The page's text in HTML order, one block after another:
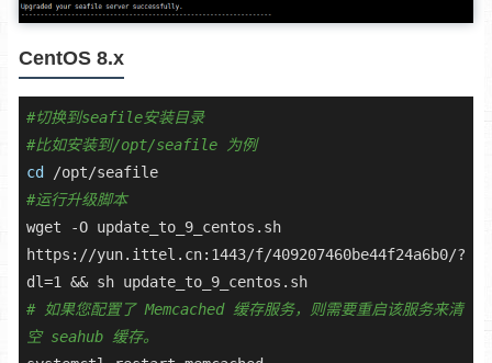
CentOS 8.x
#切换到seafile安装目录
#比如安装到/opt/seafile 为例
cd
/opt/seafile
#运行升级脚本
wget -O update_to_9_centos.sh
https://yun.ittel.cn:1443/f/409207460be44f24a6b0/?
dl=1 && sh update_to_9_centos.sh
# 如果您配置了 Memcached 缓存服务，则需要重启该服务来清
空 seahub 缓存。